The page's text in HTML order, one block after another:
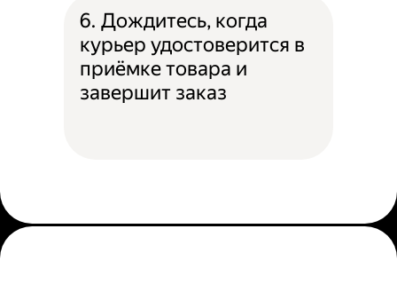
6. Дождитесь, когда
курьер удостоверится в
приёмке товара и
завершит заказ